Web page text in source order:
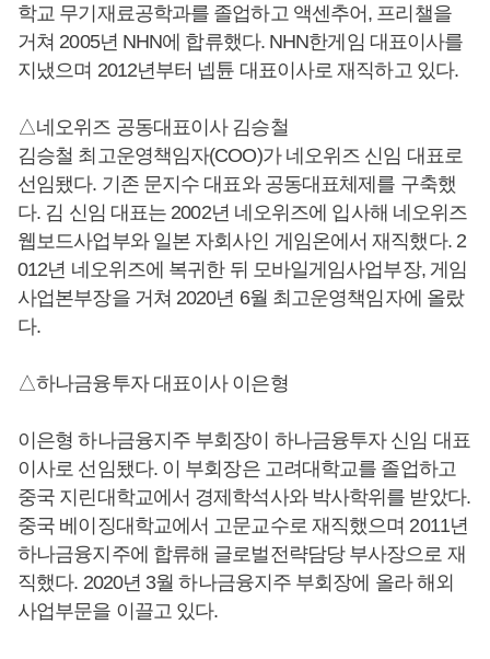
학교 무기재료공학과를 졸업하고 액센추어, 프리챌을
거쳐 2005년 NHN에 합류했다. NHN한게임 대표이사를
지냈으며 2012년부터 넵튠 대표이사로 재직하고 있다.
△네오위즈 공동대표이사 김승철
김승철 최고운영책임자(COO)가 네오위즈 신임 대표로
선임됐다. 기존 문지수 대표와 공동대표체제를 구축했
다. 김 신임 대표는 2002년 네오위즈에 입사해 네오위즈
웹보드사업부와 일본 자회사인 게임온에서 재직했다. 2
012년 네오위즈에 복귀한 뒤 모바일게임사업부장, 게임
사업본부장을 거쳐 2020년 6월 최고운영책임자에 올랐
다.
△하나금융투자 대표이사 이은형
이은형 하나금융지주 부회장이 하나금융투자 신임 대표
이사로 선임됐다. 이 부회장은 고려대학교를 졸업하고
중국 지린대학교에서 경제학석사와 박사학위를 받았다.
중국 베이징대학교에서 고문교수로 재직했으며 2011년
하나금융지주에 합류해 글로벌전략담당 부사장으로 재
직했다. 2020년 3월 하나금융지주 부회장에 올라 해외
사업부문을 이끌고 있다.